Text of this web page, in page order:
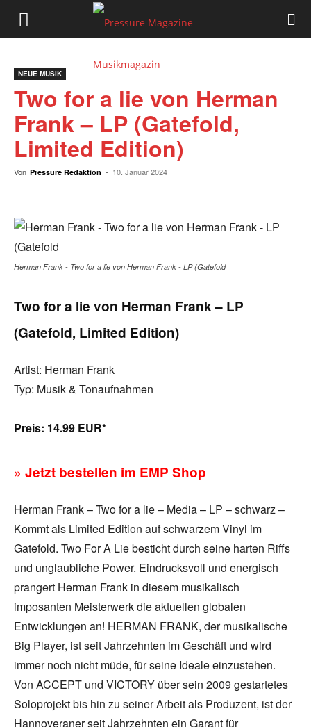
Musikmagazin
NEUE MUSIK
Two for a lie von Herman
Frank – LP (Gatefold,
Limited Edition)
Von Pressure Redaktion - 10. Januar 2024
Herman Frank - Two for a lie von Herman Frank - LP (Gatefold
Two for a lie von Herman Frank – LP
(Gatefold, Limited Edition)
Artist: Herman Frank
Typ: Musik & Tonaufnahmen
Preis: 14.99 EUR*
» Jetzt bestellen im EMP Shop
Herman Frank – Two for a lie – Media – LP – schwarz –
Kommt als Limited Edition auf schwarzem Vinyl im
Gatefold. Two For A Lie besticht durch seine harten Riffs
und unglaubliche Power. Eindrucksvoll und energisch
prangert Herman Frank in diesem musikalisch
imposanten Meisterwerk die aktuellen globalen
Entwicklungen an! HERMAN FRANK, der musikalische
Big Player, ist seit Jahrzehnten im Geschäft und wird
immer noch nicht müde, für seine Ideale einzustehen.
Von ACCEPT und VICTORY über sein 2009 gestartetes
Soloprojekt bis hin zu seiner Arbeit als Produzent, ist der
Hannoveraner seit Jahrzehnten ein Garant für